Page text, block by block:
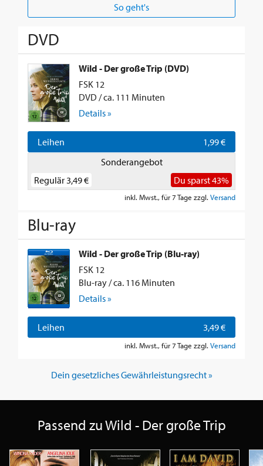
So geht's
DVD
Wild - Der große Trip (DVD)
FSK 12
DVD / ca. 111 Minuten
Details »
Leihen
1,99 €
Sonderangebot
Regulär 3,49 € Du sparst 43%
inkl. Mwst., für 7 Tage zzgl. Versand
Blu-ray
Wild - Der große Trip (Blu-ray)
FSK 12
Blu-ray / ca. 116 Minuten
Details »
Leihen 3,49 €
inkl. Mwst., für 7 Tage zzgl. Versand
Dein gesetzliches Gewährleistungsrecht »
Passend zu Wild - Der große Trip